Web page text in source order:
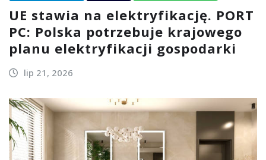
UE stawia na elektryfikację. PORT
PC: Polska potrzebuje krajowego
planu elektryfikacji gospodarki
lip 21, 2026